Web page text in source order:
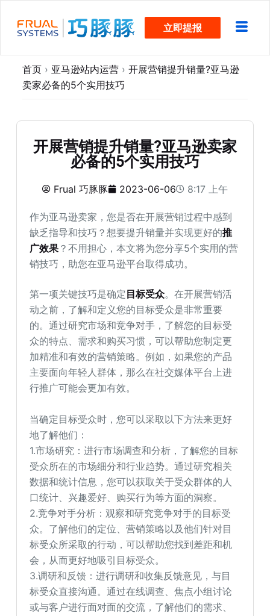
过
立即提报
首页 › 亚马逊站内运营 › 开展营销提升销量?亚马逊
卖家必备的5个实用技巧
开展营销提升销量?亚马逊卖家
必备的5个实用技巧
Frual 巧豚豚 2023-06-06 8:17 上午
作为亚马逊卖家，您是否在开展营销过程中感到
缺乏指导和技巧？想要提升销量并实现更好的推
广效果 ？不用担心，本文将为您分享5个实用的营
销技巧，助您在亚马逊平台取得成功。
第一项关键技巧是确定目标受众。在开展营销活
动之前，了解和定义您的目标受众是非常重要
的。通过研究市场和竞争对手，了解您的目标受
众的特点、需求和购买习惯，可以帮助您制定更
加精准和有效的营销策略。例如，如果您的产品
主要面向年轻人群体，那么在社交媒体平台上进
行推广可能会更加有效。
当确定目标受众时，您可以采取以下方法来更好
地了解他们：
1.市场研究：进行市场调查和分析，了解您的目标
受众所在的市场细分和行业趋势。通过研究相关
数据和统计信息，您可以获取关于受众群体的人
口统计、兴趣爱好、购买行为等方面的洞察。
2.竞争对手分析：观察和研究竞争对手的目标受
众。了解他们的定位、营销策略以及他们针对目
标受众所采取的行动，可以帮助您找到差距和机
会，从而更好地吸引目标受众。
3.调研和反馈：进行调研和收集反馈意见，与目
标受众直接沟通。通过在线调查、焦点小组讨论
或与客户进行面对面的交流，了解他们的需求、